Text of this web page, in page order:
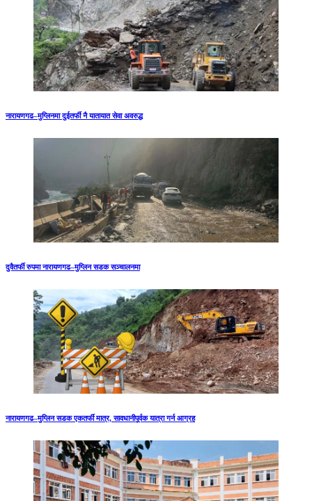
नारायणगढ–मुग्लिनमा दुईतर्फी नै यातायात सेवा अवरुद्ध
दुवैतर्फी रुपमा नारायणगढ–मुग्लिन सडक सञ्चालनमा
नारायणगढ–मुग्लिन सडक एकतर्फी मात्र, सावधानीपूर्वक यात्रा गर्न आग्रह